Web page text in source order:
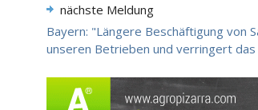
nächste Meldung
Bayern: "Längere Beschäftigung von
unseren Betrieben und verringert